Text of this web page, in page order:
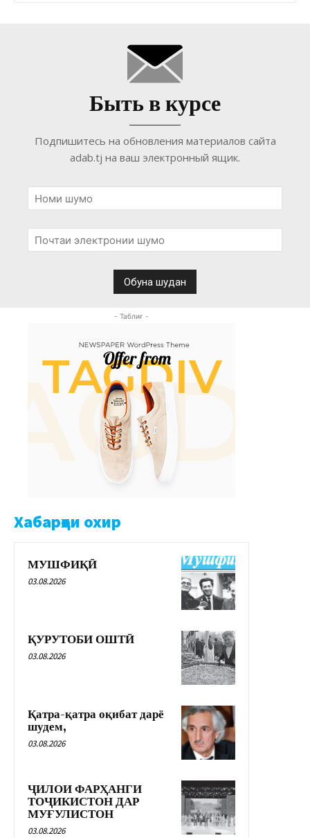
Быть в курсе
Подпишитесь на обновления материалов сайта
adab.tj на ваш электронный ящик.
- Таблиғ -
Хабарҳои охир
МУШФИҚӢ
03.08.2026
ҚУРУТОБИ ОШТӢ
03.08.2026
Қатра-қатра оқибат дарё
шудем,
03.08.2026
ҶИЛОИ ФАРҲАНГИ
ТОҶИКИСТОН ДАР
МУҒУЛИСТОН
03.08.2026